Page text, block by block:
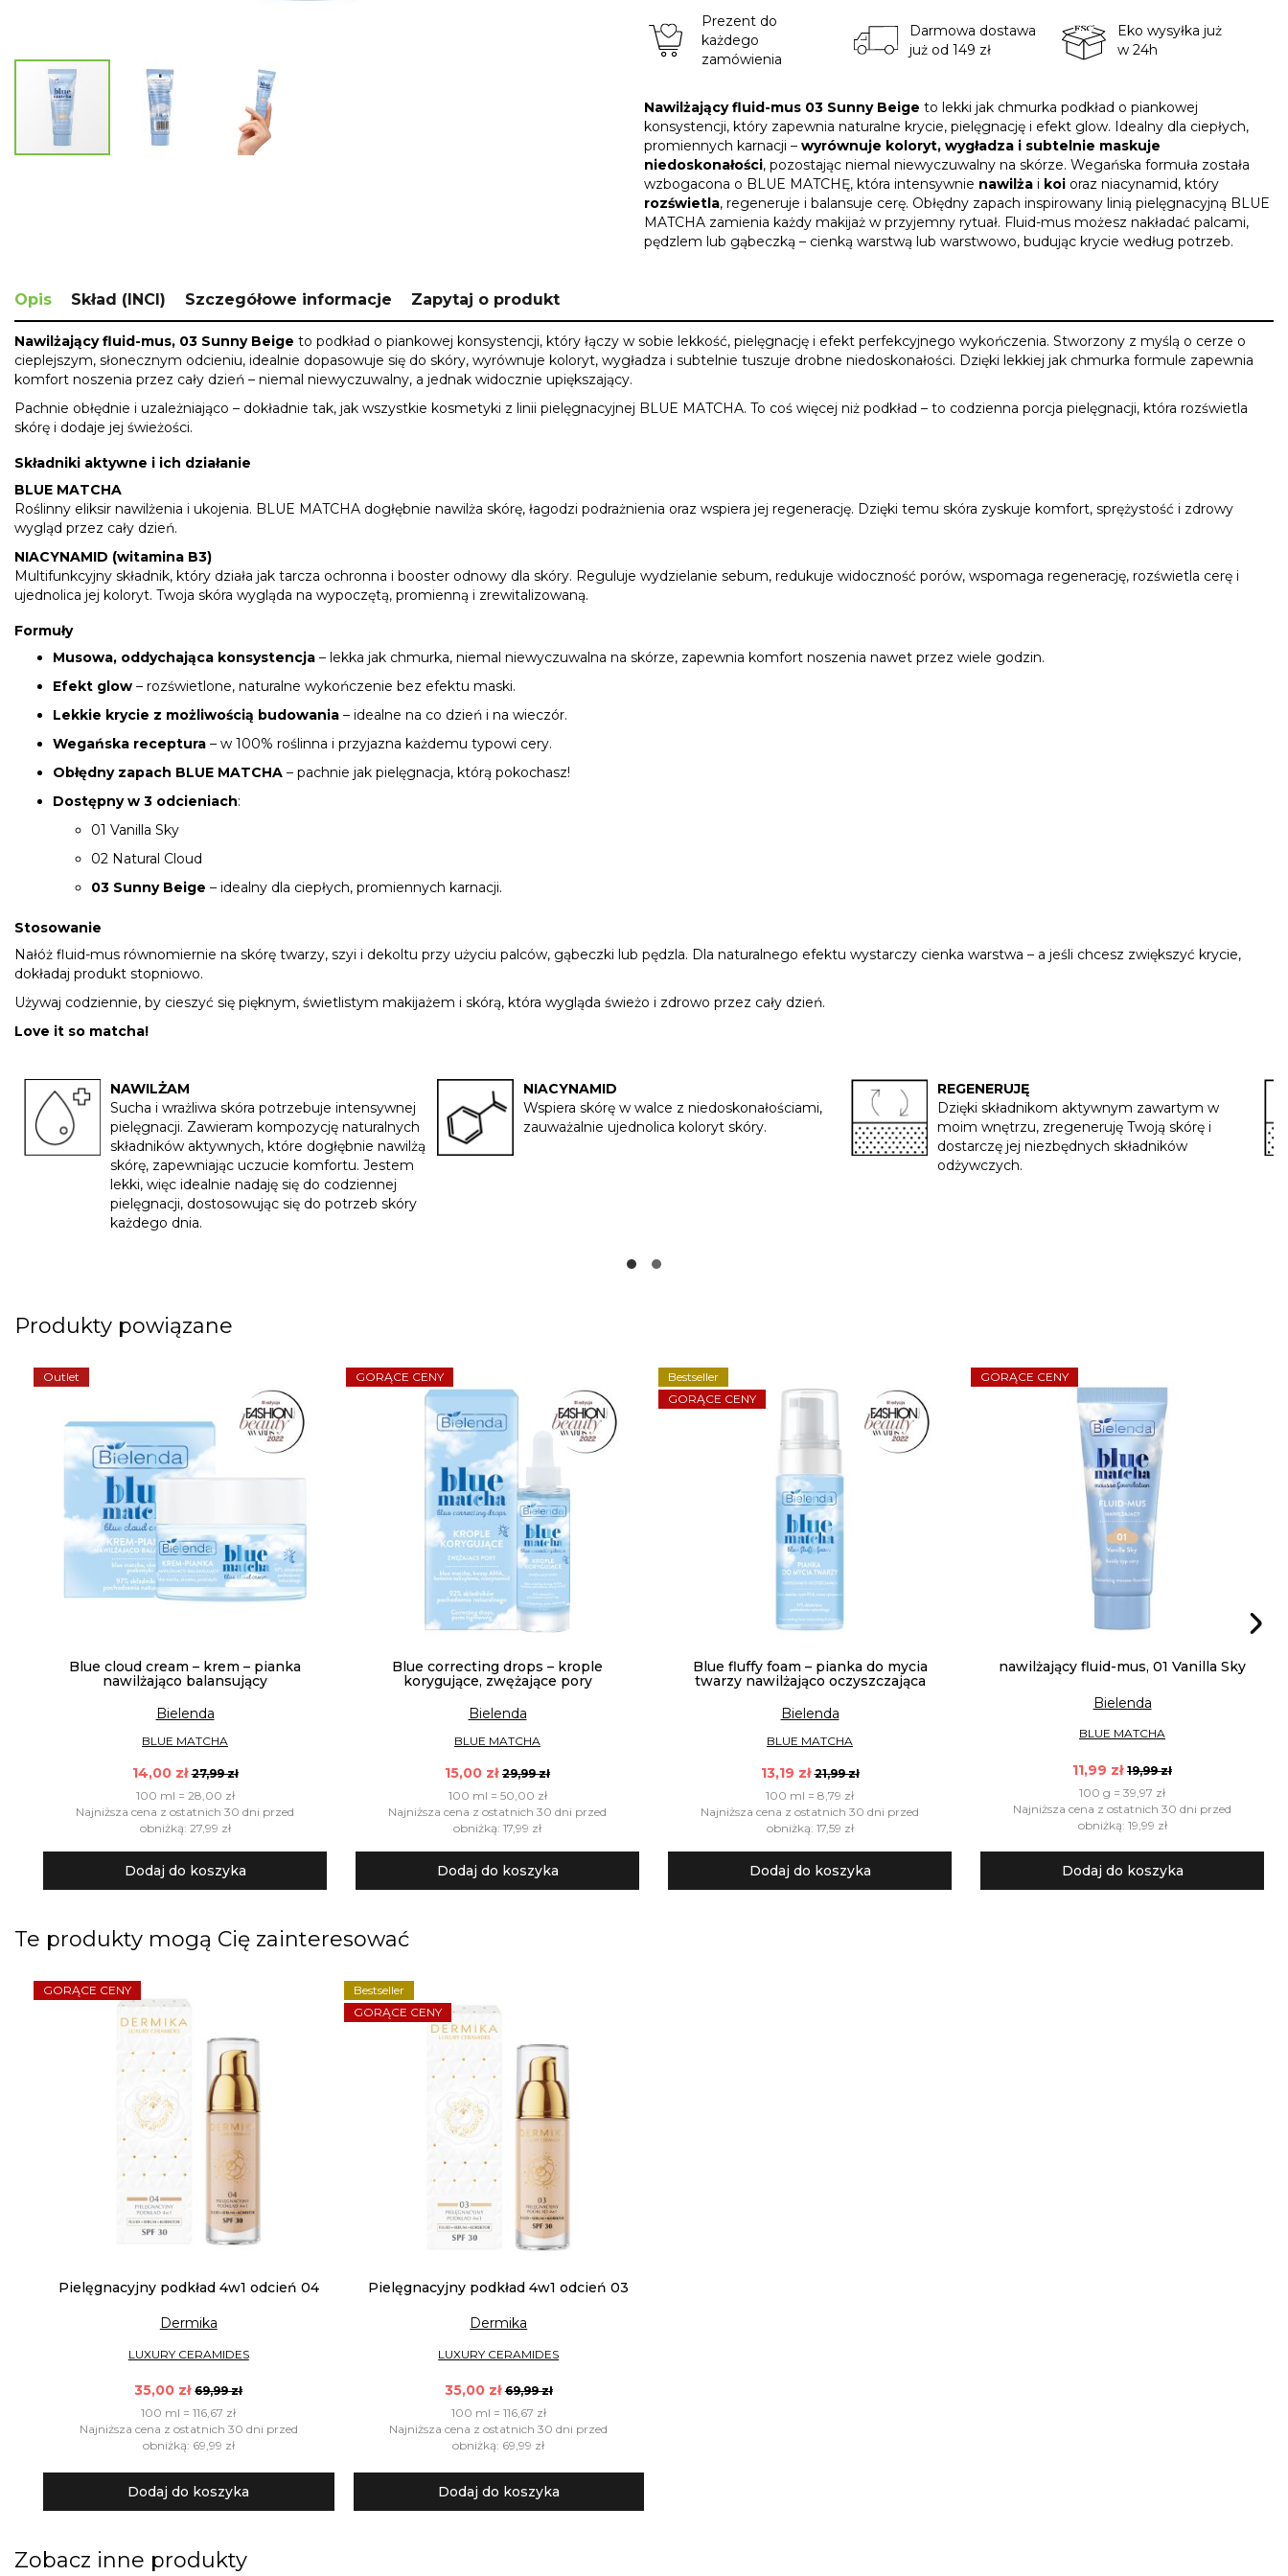
gallery
Prezent do
każdego
zamówienia
Darmowa dostawa
już od 149 zł
Eko wysyłka już
w 24h
Nawilżający fluid-mus 03 Sunny Beige to lekki jak chmurka podkład o piankowej
konsystencji, który zapewnia naturalne krycie, pielęgnację i efekt glow. Idealny dla ciepłych,
promiennych karnacji – wyrównuje koloryt, wygładza i subtelnie maskuje
niedoskonałości, pozostając niemal niewyczuwalny na skórze. Wegańska formuła została
wzbogacona o BLUE MATCHĘ, która intensywnie nawilża i koi oraz niacynamid, który
rozświetla, regeneruje i balansuje cerę. Obłędny zapach inspirowany linią pielęgnacyjną BLUE
MATCHA zamienia każdy makijaż w przyjemny rytuał. Fluid-mus możesz nakładać palcami,
pędzlem lub gąbeczką – cienką warstwą lub warstwowo, budując krycie według potrzeb.
Opis Skład (INCI) Szczegółowe informacje Zapytaj o produkt
Nawilżający fluid-mus, 03 Sunny Beige to podkład o piankowej konsystencji, który łączy w sobie lekkość, pielęgnację i efekt perfekcyjnego wykończenia. Stworzony z myślą o cerze o
cieplejszym, słonecznym odcieniu, idealnie dopasowuje się do skóry, wyrównuje koloryt, wygładza i subtelnie tuszuje drobne niedoskonałości. Dzięki lekkiej jak chmurka formule zapewnia
komfort noszenia przez cały dzień – niemal niewyczuwalny, a jednak widocznie upiększający.
Pachnie obłędnie i uzależniająco – dokładnie tak, jak wszystkie kosmetyki z linii pielęgnacyjnej BLUE MATCHA. To coś więcej niż podkład – to codzienna porcja pielęgnacji, która rozświetla
skórę i dodaje jej świeżości.
Składniki aktywne i ich działanie
BLUE MATCHA
Roślinny eliksir nawilżenia i ukojenia. BLUE MATCHA dogłębnie nawilża skórę, łagodzi podrażnienia oraz wspiera jej regenerację. Dzięki temu skóra zyskuje komfort, sprężystość i zdrowy
wygląd przez cały dzień.
NIACYNAMID (witamina B3)
Multifunkcyjny składnik, który działa jak tarcza ochronna i booster odnowy dla skóry. Reguluje wydzielanie sebum, redukuje widoczność porów, wspomaga regenerację, rozświetla cerę i
ujednolica jej koloryt. Twoja skóra wygląda na wypoczętą, promienną i zrewitalizowaną.
Formuły
Musowa, oddychająca konsystencja – lekka jak chmurka, niemal niewyczuwalna na skórze, zapewnia komfort noszenia nawet przez wiele godzin.
Efekt glow – rozświetlone, naturalne wykończenie bez efektu maski.
Lekkie krycie z możliwością budowania – idealne na co dzień i na wieczór.
Wegańska receptura – w 100% roślinna i przyjazna każdemu typowi cery.
Obłędny zapach BLUE MATCHA – pachnie jak pielęgnacja, którą pokochasz!
Dostępny w 3 odcieniach:
01 Vanilla Sky
02 Natural Cloud
03 Sunny Beige – idealny dla ciepłych, promiennych karnacji.
Stosowanie
Nałóż fluid-mus równomiernie na skórę twarzy, szyi i dekoltu przy użyciu palców, gąbeczki lub pędzla. Dla naturalnego efektu wystarczy cienka warstwa – a jeśli chcesz zwiększyć krycie,
dokładaj produkt stopniowo.
Używaj codziennie, by cieszyć się pięknym, świetlistym makijażem i skórą, która wygląda świeżo i zdrowo przez cały dzień.
Love it so matcha!
NAWILŻAM
Sucha i wrażliwa skóra potrzebuje intensywnej
pielęgnacji. Zawieram kompozycję naturalnych
składników aktywnych, które dogłębnie nawilżą
skórę, zapewniając uczucie komfortu. Jestem
lekki, więc idealnie nadaję się do codziennej
pielęgnacji, dostosowując się do potrzeb skóry
każdego dnia.
NIACYNAMID
Wspiera skórę w walce z niedoskonałościami,
zauważalnie ujednolica koloryt skóry.
REGENERUJĘ
Dzięki składnikom aktywnym zawartym w
moim wnętrzu, zregeneruję Twoją skórę i
dostarczę jej niezbędnych składników
odżywczych.
Produkty powiązane
Outlet
Blue cloud cream – krem – pianka
nawilżająco balansujący
Bielenda
BLUE MATCHA
14,00 zł 27,99 zł
100 ml = 28,00 zł
Najniższa cena z ostatnich 30 dni przed
obniżką: 27,99 zł
Dodaj do koszyka
GORĄCE CENY
Blue correcting drops – krople
korygujące, zwężające pory
Bielenda
BLUE MATCHA
15,00 zł 29,99 zł
100 ml = 50,00 zł
Najniższa cena z ostatnich 30 dni przed
obniżką: 17,99 zł
Dodaj do koszyka
Bestseller
GORĄCE CENY
Blue fluffy foam – pianka do mycia
twarzy nawilżająco oczyszczająca
Bielenda
BLUE MATCHA
13,19 zł 21,99 zł
100 ml = 8,79 zł
Najniższa cena z ostatnich 30 dni przed
obniżką: 17,59 zł
Dodaj do koszyka
GORĄCE CENY
nawilżający fluid-mus, 01 Vanilla Sky
Bielenda
BLUE MATCHA
11,99 zł 19,99 zł
100 g = 39,97 zł
Najniższa cena z ostatnich 30 dni przed
obniżką: 19,99 zł
Dodaj do koszyka
Te produkty mogą Cię zainteresować
GORĄCE CENY
Pielęgnacyjny podkład 4w1 odcień 04
Dermika
LUXURY CERAMIDES
35,00 zł 69,99 zł
100 ml = 116,67 zł
Najniższa cena z ostatnich 30 dni przed
obniżką: 69,99 zł
Dodaj do koszyka
Bestseller
GORĄCE CENY
Pielęgnacyjny podkład 4w1 odcień 03
Dermika
LUXURY CERAMIDES
35,00 zł 69,99 zł
100 ml = 116,67 zł
Najniższa cena z ostatnich 30 dni przed
obniżką: 69,99 zł
Dodaj do koszyka
Zobacz inne produkty